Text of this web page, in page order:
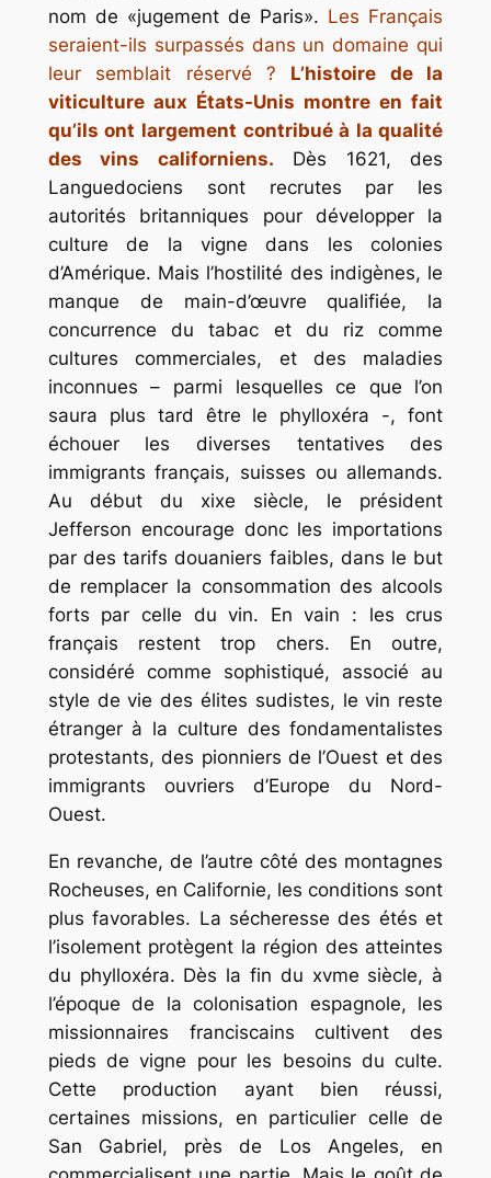
nom de «jugement de Paris». Les Français
seraient-ils surpassés dans un domaine qui
leur semblait réservé ?
L’histoire de la
viticulture aux États-Unis montre en fait
qu’ils ont largement contribué à la qualité
des vins californiens. Dès 1621, des
Languedociens sont recrutes par les
autorités britanniques pour développer la
culture de la vigne dans les colonies
d’Amérique. Mais l’hostilité des indigènes, le
manque de main-d’œuvre qualifiée, la
concurrence du tabac et du riz comme
cultures commerciales, et des maladies
inconnues – parmi lesquelles ce que l’on
saura plus tard être le phylloxéra -, font
échouer les diverses tentatives des
immigrants français, suisses ou allemands.
Au début du xixe siècle, le président
Jefferson encourage donc les importations
par des tarifs douaniers faibles, dans le but
de remplacer la consommation des alcools
forts par celle du vin. En vain : les crus
français restent trop chers. En outre,
considéré comme sophistiqué, associé au
style de vie des élites sudistes, le vin reste
étranger à la culture des fondamentalistes
protestants, des pionniers de l’Ouest et des
immigrants ouvriers d’Europe du Nord-
Ouest.
En revanche, de l’autre côté des montagnes
Rocheuses, en Californie, les conditions sont
plus favorables. La sécheresse des étés et
l’isolement protègent la région des atteintes
du phylloxéra. Dès la fin du xvme siècle, à
l’époque de la colonisation espagnole, les
missionnaires franciscains cultivent des
pieds de vigne pour les besoins du culte.
Cette production ayant bien réussi,
certaines missions, en particulier celle de
San Gabriel, près de Los Angeles, en